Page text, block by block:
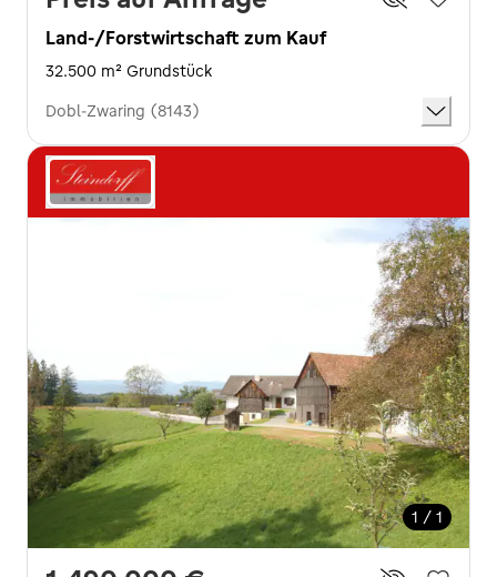
Land-/Forstwirtschaft zum Kauf
32.500 m² Grundstück
Dobl-Zwaring (8143)
1 / 1